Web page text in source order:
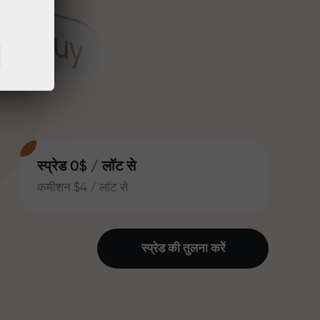
स्प्रेड 0$ / लॉट से
कमीशन $4 / लॉट से
स्प्रेड की तुलना करें